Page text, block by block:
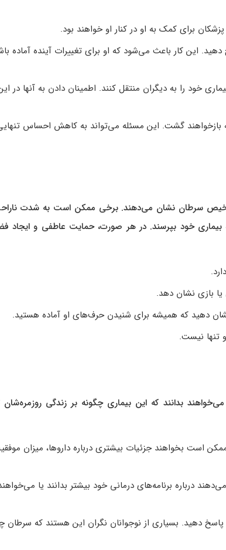
برای کمک به او در کنار او خواهند بود.
این کار باعث می‌شود که او برای تغییرات آینده آماده
را به دیگران منتقل کنند. اطمینان دادن به آنها در
بازخواهند گشت. این مسئله می‌تواند به کاهش احساس
سرطان نشان می‌دهند. برخی ممکن است به شدت
خود بپرسند. در هر صورت، حمایت عاطفی و ایجاد
بازی نشان دهد.
دهید که همیشه برای شنیدن حرف‌های او آماده هستید.
تنها نیست.
بدانند که این بیماری چگونه بر زندگی روزمره‌شان
است بخواهند جزئیات بیشتری درباره داروها، میزان
درباره برنامه‌های درمانی خود بیشتر بدانند یا
پاسخ دهید. بسیاری از نوجوانان نگران این هستند که سرطان